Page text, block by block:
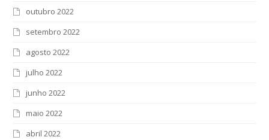
outubro 2022
setembro 2022
agosto 2022
julho 2022
junho 2022
maio 2022
abril 2022